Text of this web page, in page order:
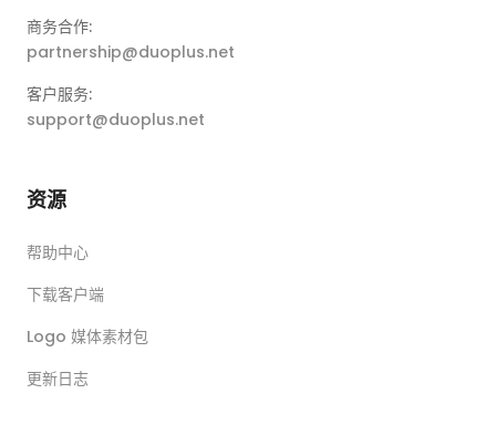
商务合作:
partnership@duoplus.net
客户服务:
support@duoplus.net
资源
帮助中心
下载客户端
Logo 媒体素材包
更新日志